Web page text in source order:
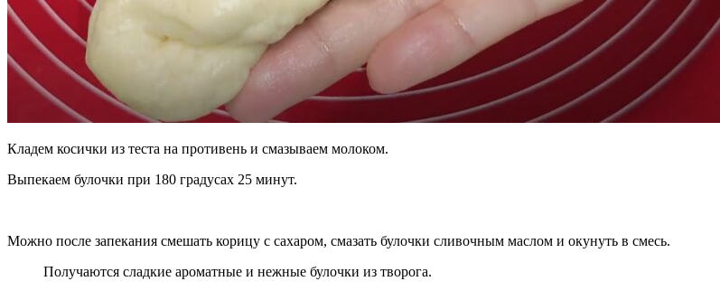
Кладем косички из теста на противень и смазываем молоком.
Выпекаем булочки при 180 градусах 25 минут.
Можно после запекания смешать корицу с сахаром, смазать булочки сливочным маслом и окунуть в смесь.
Получаются сладкие ароматные и нежные булочки из творога.